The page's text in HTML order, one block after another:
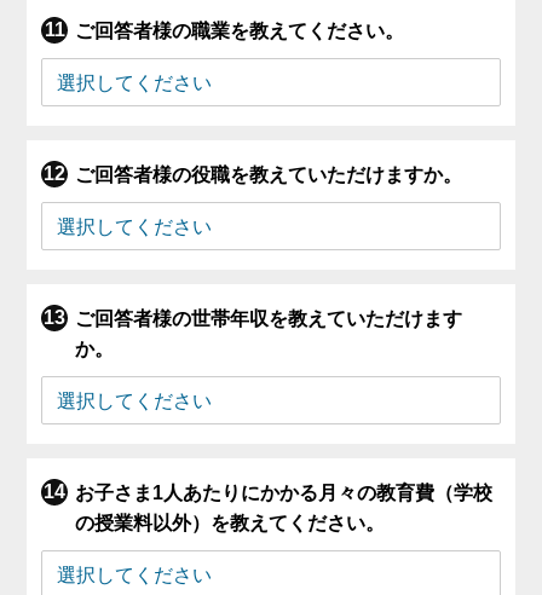
ご回答者様の職業を教えてください。
ご回答者様の役職を教えていただけますか。
ご回答者様の世帯年収を教えていただけます
か。
お子さま1人あたりにかかる月々の教育費（学校
の授業料以外）を教えてください。